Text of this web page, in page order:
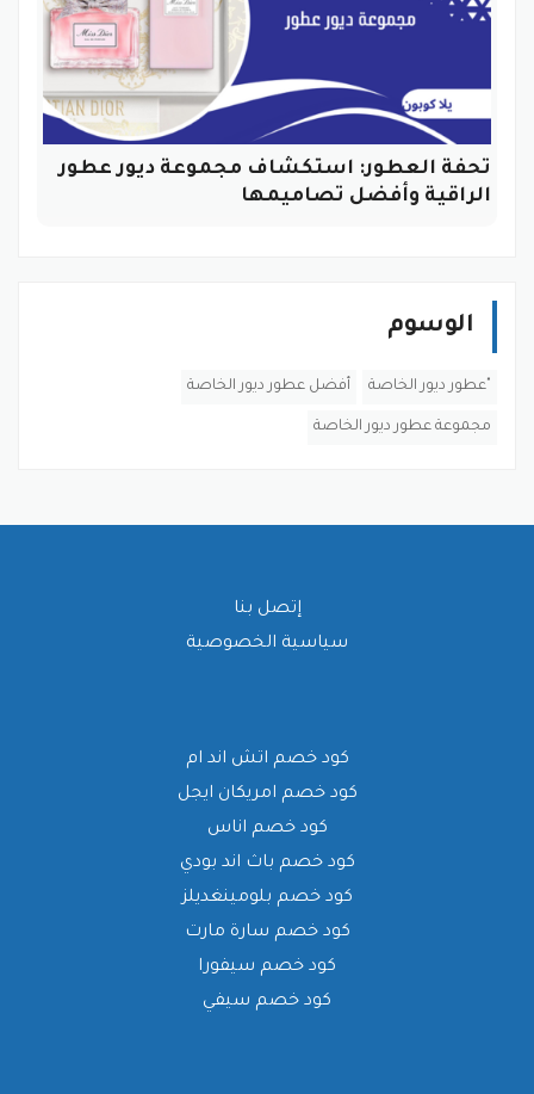
تحفة العطور: استكشاف مجموعة ديور عطور
الراقية وأفضل تصاميمها
الوسوم
"عطور ديور الخاصة أفضل عطور ديور الخاصة
مجموعة عطور ديور الخاصة
إتصل بنا
سياسية الخصوصية
كود خصم اتش اند ام
كود خصم امريكان ايجل
كود خصم اناس
كود خصم باث اند بودي
كود خصم بلومينغديلز
كود خصم سارة مارت
كود خصم سيفورا
كود خصم سيفي